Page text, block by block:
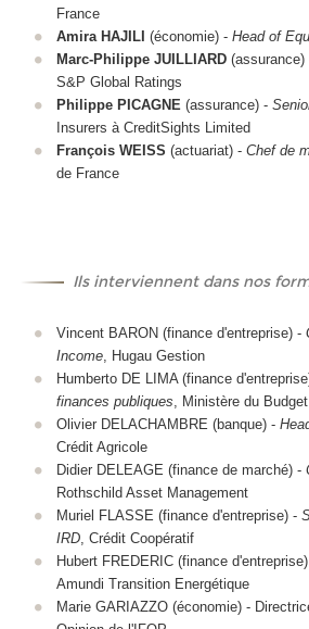
France
Amira HAJILI (économie) - Head of
Marc-Philippe JUILLIARD(assurance)
S&P Global Ratings
Philippe PICAGNE (assurance) -
Insurers à CreditSights Limited
François WEISS (actuariat) - Chef de
de France
Ils interviennent dans nos
Vincent BARON (finance d'entreprise) -
Income, Hugau Gestion
Humberto DE LIMA (finance
finances publiques, Ministère du Budget
Olivier DELACHAMBRE (banque) -
Crédit Agricole
Didier DELEAGE (finance de marché) -
Rothschild Asset Management
Muriel FLASSE (finance d'entreprise) -
IRD, Crédit Coopératif
Hubert FREDERIC (finance
Amundi Transition Energétique
Marie GARIAZZO (économie) -